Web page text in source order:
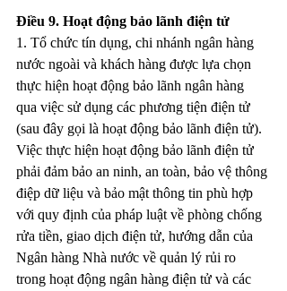
Điều 9. Hoạt động bảo lãnh điện tử
1. Tổ chức tín dụng, chi nhánh ngân hàng
nước ngoài và khách hàng được lựa chọn
thực hiện hoạt động bảo lãnh ngân hàng
qua việc sử dụng các phương tiện điện tử
(sau đây gọi là hoạt động bảo lãnh điện tử).
Việc thực hiện hoạt động bảo lãnh điện tử
phải đảm bảo an ninh, an toàn, bảo vệ thông
điệp dữ liệu và bảo mật thông tin phù hợp
với quy định của pháp luật về phòng chống
rửa tiền, giao dịch điện tử, hướng dẫn của
Ngân hàng Nhà nước về quản lý rủi ro
trong hoạt động ngân hàng điện tử và các